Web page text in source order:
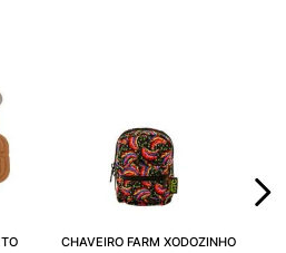
CHAVEIRO FARM XODOZINHO